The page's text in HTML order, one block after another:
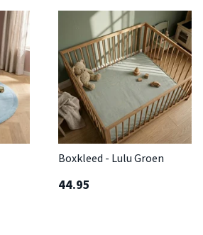
Boxkleed - Lulu Groen
44.95